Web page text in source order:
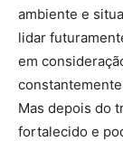
ambiente e
lidar
em
Mas depois do
fortalecido e